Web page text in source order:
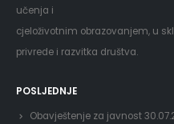
učenja i
cjeloživotnim obrazovanjem, u
privrede i razvitka društva.
POSLJEDNJE
Obavještenje za javnost